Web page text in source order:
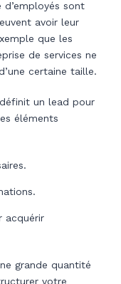
sont
avoir leur
que les
de services ne
certaine taille.
un lead pour
éléments
acquérir
grande quantité
votre